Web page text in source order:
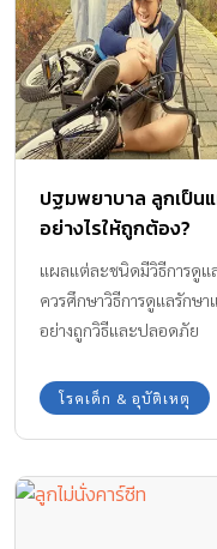
ปฐมพยาบาล ลูกเป็น
อย่างไรให้ถูกต้อง?
แผลแต่ละชนิดมีวิธีการดู
ควรศึกษาวิธีการดูแลรักษ
อย่างถูกวิธีและปลอดภัย
โรคเด็ก & อุบัติเหตุ